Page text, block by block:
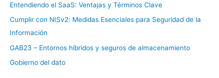
Entendiendo el SaaS: Ventajas y Términos Clave
Cumplir con NISv2: Medidas Esenciales para Seguridad de la
Información
GAB23 – Entornos híbridos y seguros de almacenamiento
Gobierno del dato